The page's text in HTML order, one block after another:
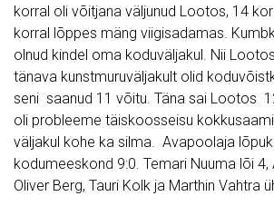
korral oli võitjana väljunud Lootos, 14
korral lõppes mäng viigisadamas.
olnud kindel oma koduväljakul. Nii
tänava kunstmuruväljakult olid
seni saanud 11 võitu. Täna sai Lootos
oli probleeme täiskoosseisu
väljakul kohe ka silma. Avapoolaja
kodumeeskond 9:0. Temari Nuuma lõi 4,
Oliver Berg, Tauri Kolk ja Marthin Vahtra